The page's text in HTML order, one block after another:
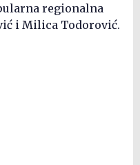
regionalna
i Milica Todorović.